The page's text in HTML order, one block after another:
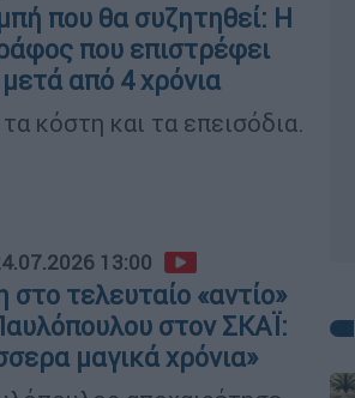
που θα συζητηθεί: Η
που επιστρέφει
από 4 χρόνια
κόστη και τα επεισόδια.
13:00
στο τελευταίο «αντίο»
στον ΣΚΑΪ:
μαγικά χρόνια»